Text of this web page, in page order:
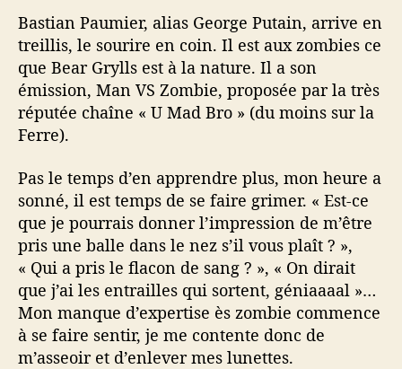
Bastian Paumier, alias George Putain, arrive en
treillis, le sourire en coin. Il est aux zombies ce
que Bear Grylls est à la nature. Il a son
émission, Man VS Zombie, proposée par la très
réputée chaîne « U Mad Bro » (du moins sur la
Ferre).
Pas le temps d’en apprendre plus, mon heure a
sonné, il est temps de se faire grimer. « Est-ce
que je pourrais donner l’impression de m’être
pris une balle dans le nez s’il vous plaît ? »,
« Qui a pris le flacon de sang ? », « On dirait
que j’ai les entrailles qui sortent, géniaaaal »…
Mon manque d’expertise ès zombie commence
à se faire sentir, je me contente donc de
m’asseoir et d’enlever mes lunettes.